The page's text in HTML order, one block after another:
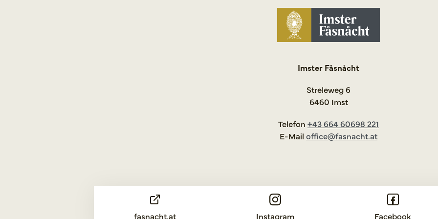
Imster Fåsnåcht
Streleweg 6
6460 Imst
Telefon +43 664 60698 221
E-Mail office@fasnacht.at
fasnacht.at Instagram Facebook